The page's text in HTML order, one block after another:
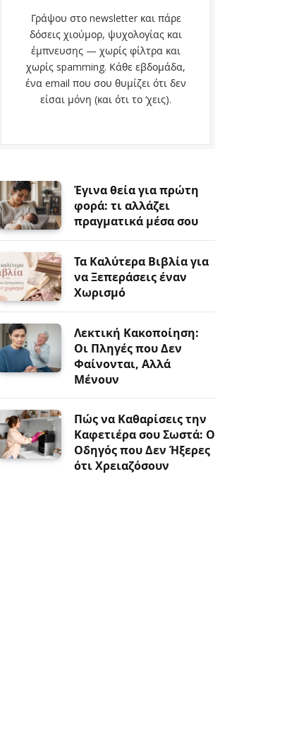
Γράψου στο newsletter και πάρε
δόσεις χιούμορ, ψυχολογίας και
έμπνευσης — χωρίς φίλτρα και
χωρίς spamming. Κάθε εβδομάδα,
ένα email που σου θυμίζει ότι δεν
είσαι μόνη (και ότι το ‘χεις).
Έγινα θεία για πρώτη
φορά: τι αλλάζει
πραγματικά μέσα σου
Τα Καλύτερα Βιβλία για
να Ξεπεράσεις έναν
Χωρισμό
Λεκτική Κακοποίηση:
Οι Πληγές που Δεν
Φαίνονται, Αλλά
Μένουν
Πώς να Καθαρίσεις την
Καφετιέρα σου Σωστά: Ο
Οδηγός που Δεν Ήξερες
ότι Χρειαζόσουν